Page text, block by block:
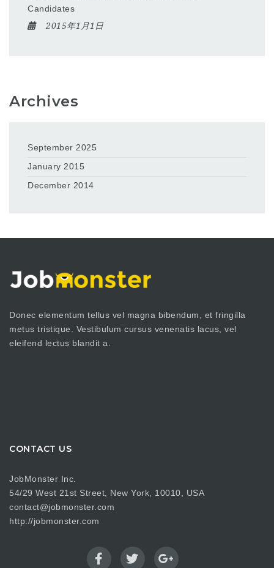
Candidates
2015年1月1日
Archives
September 2025
January 2015
December 2014
Donec elementum tellus vel magna bibendum, et fringilla
metus tristique. Vestibulum cursus venenatis lacus, vel
eleifend lectus blandit a.
CONTACT US
JobMonster Inc.
54/29 West 21st Street, New York, 10010, USA
contact@jobmonster.com
http://jobmonster.com